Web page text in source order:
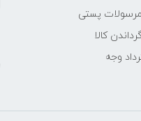
پستی
کالا
وجه